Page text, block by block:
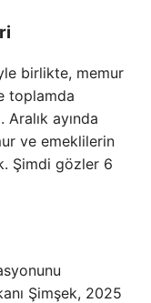
birlikte, memur
toplamda
Aralık ayında
ve emeklilerin
Şimdi gözler 6
Şimşek, 2025